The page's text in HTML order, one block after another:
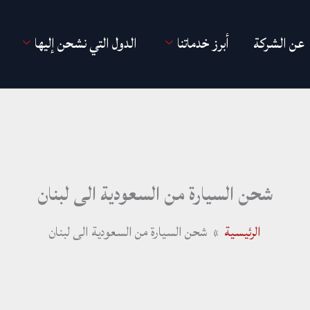
عن الشركة أبرز خدماتنا الدول التي نشحن إليها
شحن السيارة من السعودية الى لبنان
الرئيسية شحن السيارة من السعودية الى لبنان